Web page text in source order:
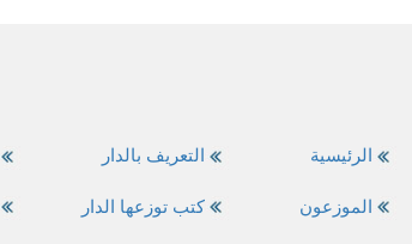
التعريف بالدار
كتب توزعها الدار
الرئيسية
الموزعون